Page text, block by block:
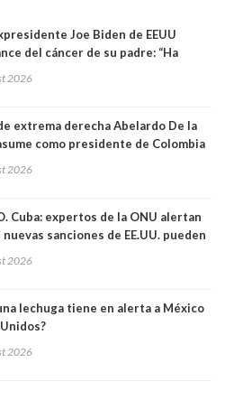
Joe Biden de EEUU
del cáncer de su padre: “Ha
2026
extrema derecha Abelardo De la
como presidente de Colombia
2026
Cuba: expertos de la ONU alertan
nuevas sanciones de EE.UU. pueden
2026
lechuga tiene en alerta a México
2026